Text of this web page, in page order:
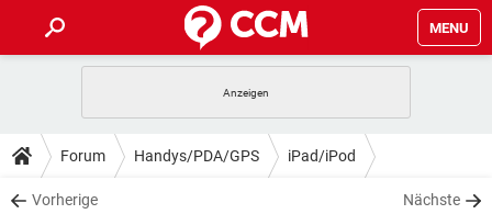
MENU
ANDROID IOS
WINDOWS 10
TIPPS & TRICKS
SPIELE STREAMING
DOWNLOADS
Forum Handys/PDA/GPS iPad/iPod
Vorherige Nächste